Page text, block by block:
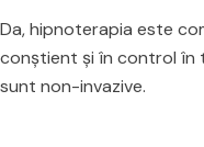
Da, hipnoterapia este
conștient și în control în
sunt non-invazive.